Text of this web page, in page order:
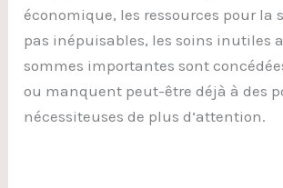
économique, les ressources pour la
pas inépuisables, les soins inutiles
sommes importantes sont
ou manquent peut-être déjà à des
nécessiteuses de plus d’attention.